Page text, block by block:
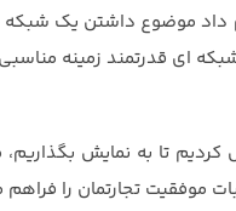
داد موضوع داشتن یک
ای قدرتمند زمینه
کردیم تا به نمایش
موفقیت تجارتمان را